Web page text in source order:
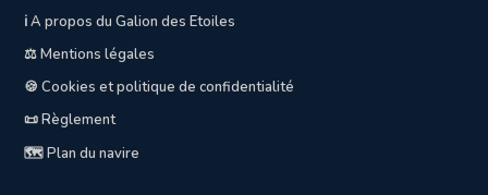
ℹ️ A propos du Galion des Etoiles
⚖️ Mentions légales
🍪 Cookies et politique de confidentialité
📜 Règlement
🗺️ Plan du navire